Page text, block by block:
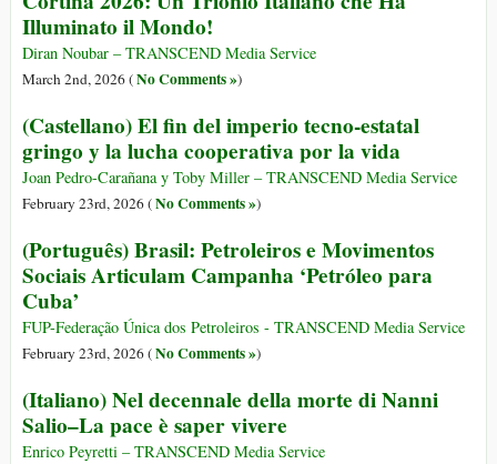
Illuminato il Mondo!
Diran Noubar – TRANSCEND Media Service
March 2nd, 2026 (No Comments »)
(Castellano) El fin del imperio tecno-estatal
gringo y la lucha cooperativa por la vida
Joan Pedro-Carañana y Toby Miller – TRANSCEND Media Service
February 23rd, 2026 (No Comments »)
(Português) Brasil: Petroleiros e Movimentos
Sociais Articulam Campanha ‘Petróleo para
Cuba’
FUP-Federação Única dos Petroleiros - TRANSCEND Media Service
February 23rd, 2026 (No Comments »)
(Italiano) Nel decennale della morte di Nanni
Salio–La pace è saper vivere
Enrico Peyretti – TRANSCEND Media Service